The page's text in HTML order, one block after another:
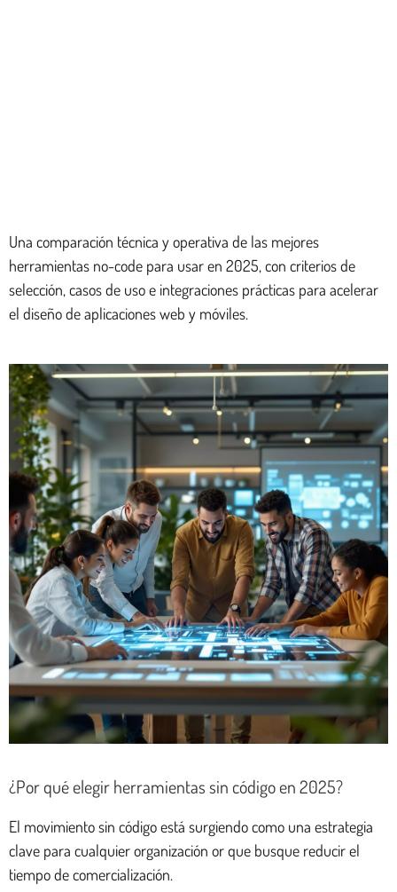
Una comparación técnica y operativa de las mejores
herramientas no-code para usar en 2025, con criterios de
selección, casos de uso e integraciones prácticas para acelerar
el diseño de aplicaciones web y móviles.
¿Por qué elegir herramientas sin código en 2025?
El movimiento sin código está surgiendo como una estrategia
clave para cualquier organización or que busque reducir el
tiempo de comercialización.